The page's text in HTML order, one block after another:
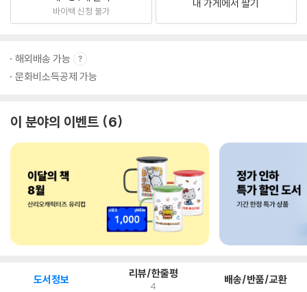
바이백 신청 불가
내 가게에서 팔기
해외배송 가능
문화비소득공제 가능
이 분야의 이벤트 6
도서정보 리뷰/한줄평
4 배송/반품/교환